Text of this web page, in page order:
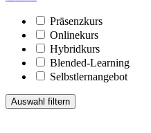
Präsenzkurs
Onlinekurs
Hybridkurs
Blended-Learning
Selbstlernangebot